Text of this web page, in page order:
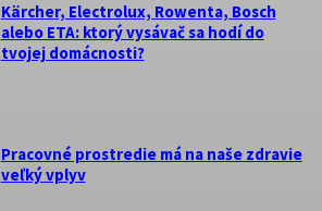
Kärcher, Electrolux, Rowenta, Bosch
alebo ETA: ktorý vysávač sa hodí do
tvojej domácnosti?
Pracovné prostredie má na naše zdravie
veľký vplyv